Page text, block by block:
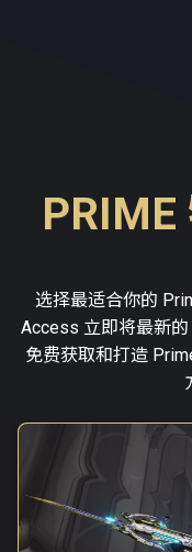
选择最适合你的
Access 立即将最新
免费获取和打造